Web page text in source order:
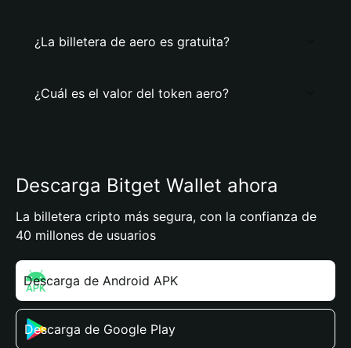
¿La billetera de aero es gratuita?
¿Cuál es el valor del token aero?
Descarga Bitget Wallet ahora
La billetera cripto más segura, con la confianza de
40 millones de usuarios
Descarga de Android APK
Descarga de Google Play